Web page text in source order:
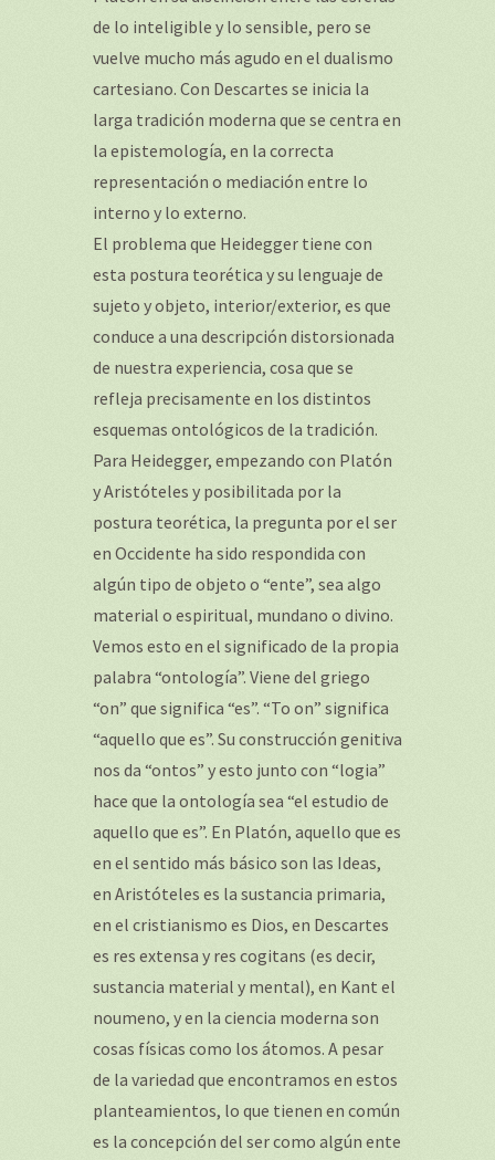
de lo inteligible y lo sensible, pero se
vuelve mucho más agudo en el dualismo
cartesiano. Con Descartes se inicia la
larga tradición moderna que se centra en
la epistemología, en la correcta
representación o mediación entre lo
interno y lo externo.
El problema que Heidegger tiene con
esta postura teorética y su lenguaje de
sujeto y objeto, interior/exterior, es que
conduce a una descripción distorsionada
de nuestra experiencia, cosa que se
refleja precisamente en los distintos
esquemas ontológicos de la tradición.
Para Heidegger, empezando con Platón
y Aristóteles y posibilitada por la
postura teorética, la pregunta por el ser
en Occidente ha sido respondida con
algún tipo de objeto o “ente”, sea algo
material o espiritual, mundano o divino.
Vemos esto en el significado de la propia
palabra “ontología”. Viene del griego
“on” que significa “es”. “To on” significa
“aquello que es”. Su construcción genitiva
nos da “ontos” y esto junto con “logia”
hace que la ontología sea “el estudio de
aquello que es”. En Platón, aquello que es
en el sentido más básico son las Ideas,
en Aristóteles es la sustancia primaria,
en el cristianismo es Dios, en Descartes
es res extensa y res cogitans (es decir,
sustancia material y mental), en Kant el
noumeno, y en la ciencia moderna son
cosas físicas como los átomos. A pesar
de la variedad que encontramos en estos
planteamientos, lo que tienen en común
es la concepción del ser como algún ente